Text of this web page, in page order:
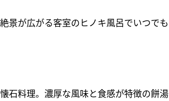
景が広がる客室のヒノキ風呂でいつでも
石料理。濃厚な風味と食感が特徴の餅湯